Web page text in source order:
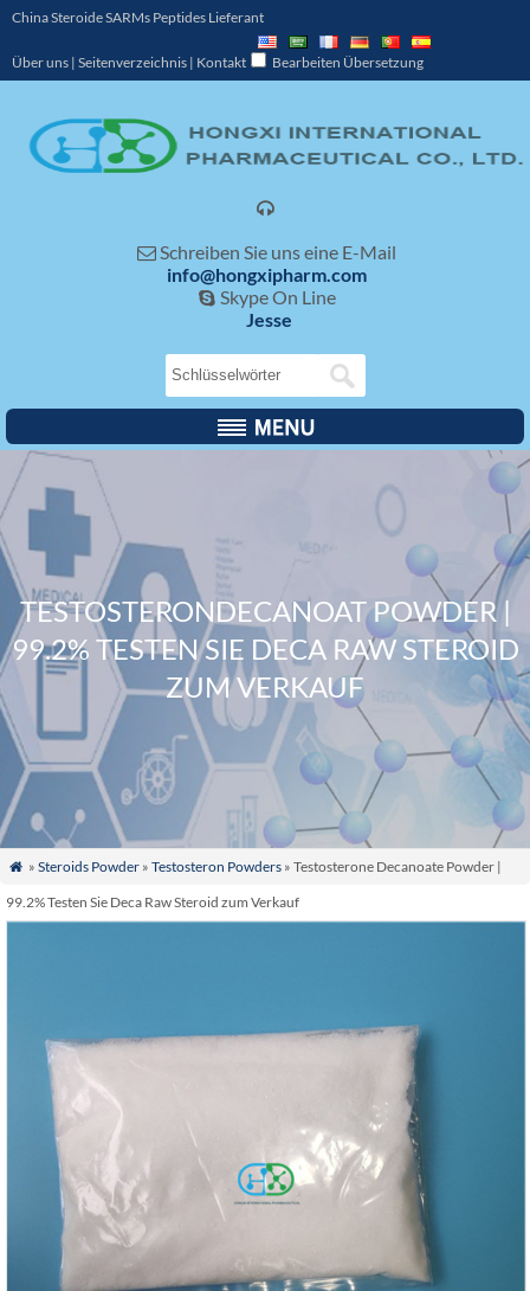
China Steroide SARMs Peptides Lieferant
Über uns | Seitenverzeichnis | Kontakt Bearbeiten Übersetzung

Schreiben Sie uns eine E-Mail
info@hongxipharm.com
 Skype On Line
Jesse
TESTOSTERONDECANOAT POWDER |
99.2% TESTEN SIE DECA RAW STEROID
ZUM VERKAUF
 » Steroids Powder» Testosteron Powders » Testosterone Decanoate Powder|
99.2% Testen Sie Deca Raw Steroid zum Verkauf